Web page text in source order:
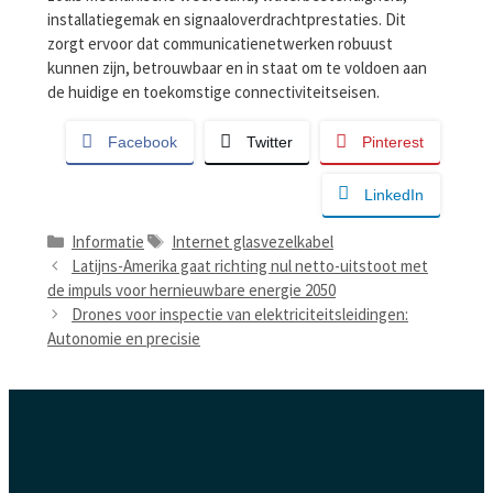
installatiegemak en signaaloverdrachtprestaties. Dit
zorgt ervoor dat communicatienetwerken robuust
kunnen zijn, betrouwbaar en in staat om te voldoen aan
de huidige en toekomstige connectiviteitseisen.
Facebook Twitter Pinterest
LinkedIn
Categorieën
Informatie Tags
Internet glasvezelkabel
Latijns-Amerika gaat richting nul netto-uitstoot met
de impuls voor hernieuwbare energie 2050
Drones voor inspectie van elektriciteitsleidingen:
Autonomie en precisie